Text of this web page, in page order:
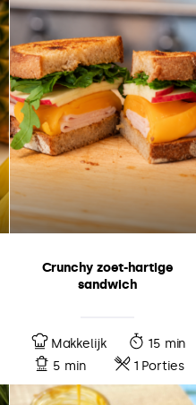
Crunchy zoet-hartige
sandwich
Makkelijk
15 min
5 min
1 Porties